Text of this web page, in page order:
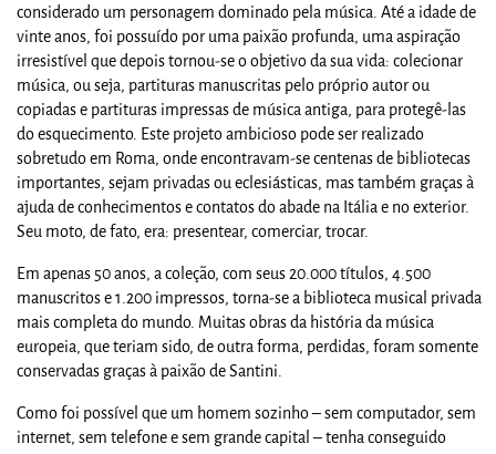
considerado um personagem dominado pela música. Até a idade de
vinte anos, foi possuído por uma paixão profunda, uma aspiração
irresistível que depois tornou-se o objetivo da sua vida: colecionar
música, ou seja, partituras manuscritas pelo próprio autor ou
copiadas e partituras impressas de música antiga, para protegê-las
do esquecimento. Este projeto ambicioso pode ser realizado
sobretudo em Roma, onde encontravam-se centenas de bibliotecas
importantes, sejam privadas ou eclesiásticas, mas também graças à
ajuda de conhecimentos e contatos do abade na Itália e no exterior.
Seu moto, de fato, era: presentear, comerciar, trocar.
Em apenas 50 anos, a coleção, com seus 20.000 títulos, 4.500
manuscritos e 1.200 impressos, torna-se a biblioteca musical privada
mais completa do mundo. Muitas obras da história da música
europeia, que teriam sido, de outra forma, perdidas, foram somente
conservadas graças à paixão de Santini.
Como foi possível que um homem sozinho – sem computador, sem
internet, sem telefone e sem grande capital – tenha conseguido